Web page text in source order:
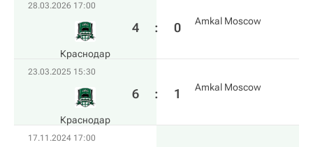
28.03.2026 17:00
Краснодар
4 : 0 Amkal Moscow
23.03.2025 15:30
Краснодар
6 : 1 Amkal Moscow
17.11.2024 17:00